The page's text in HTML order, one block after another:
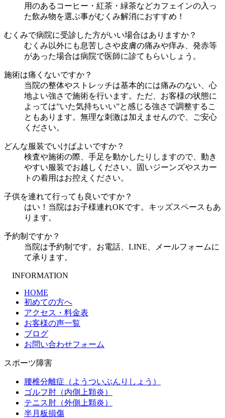
用のあるコーヒー・紅茶・緑茶などカフェインの入っ
た飲み物を選ぶ事がむくみ解消におすすめ！
むくみで病院に受診した方がいい場合はありますか？
むくみ以外にも息苦しさや皮膚の痛みや痒み、発赤等
があった場合は病院で医師に診てもらいしょう。
施術は痛くないですか？
当院の整体やストレッチは基本的には痛みのない、心
地よい強さで施術を行います。ただ、お客様の状態に
よっては”いた気持ちいい”と感じる強さで調整するこ
ともあります。無理な刺激は加えませんので、ご安心
ください。
どんな服装でいけばよいですか？
検査や施術の際、手足を動かしたりしますので、動き
やすい服装でお越しください。固いジーンズやスカー
トの着用はお控えください。
子供を連れて行っても良いですか？
はい！当院はお子様連れOKです。キッズスペースもあ
ります。
予約制ですか？
当院は予約制です。お電話、LINE、メールフォームに
て承ります。
INFORMATION
HOME
初めての方へ
アクセス・料金表
お客様の声一覧
ブログ
お問い合わせフォーム
スポーツ障害
腰椎分離症（ようついぶんりしょう）
ゴルフ肘（内側上顆炎）
テニス肘（外側上顆炎）
半月板損傷